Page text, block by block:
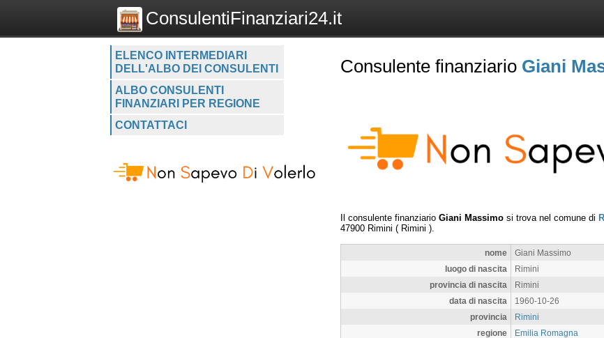
ConsulentiFinanziari24.it
ELENCO INTERMEDIARI
DELL'ALBO DEI CONSULENTI
ALBO CONSULENTI
FINANZIARI PER REGIONE
CONTATTACI
Consulente finanziario Giani
Il consulente finanziario Giani Massimo si trova nel comune di
47900 Rimini ( Rimini ).
nome
Giani Massimo
luogo di nascita
Rimini
provincia di nascita
Rimini
data di nascita
1960-10-26
provincia
Rimini
regione
Emilia Romagna